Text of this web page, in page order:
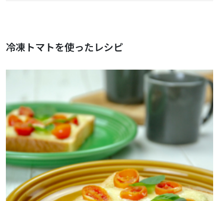
冷凍トマトを使ったレシピ